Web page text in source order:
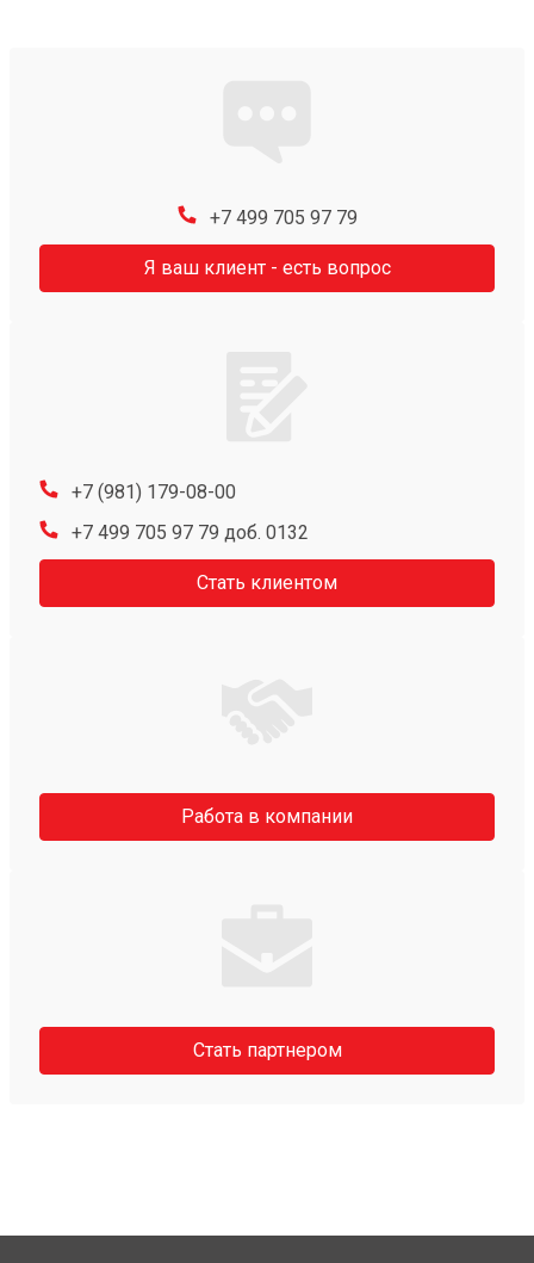
+7 499 705 97 79
Я ваш клиент - есть вопрос
+7 (981) 179-08-00
+7 499 705 97 79 доб. 0132
Стать клиентом
Работа в компании
Стать партнером